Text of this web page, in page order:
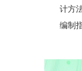
计方
编制